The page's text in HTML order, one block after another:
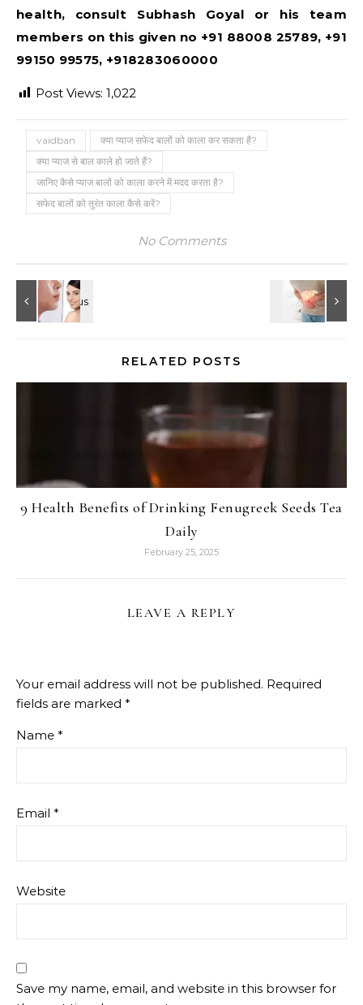
health, consult Subhash Goyal or his team
members on this given no +91 88008 25789, +91
99150 99575, +918283060000
Post Views: 1,022
vaidban
क्या प्याज सफेद बालों को काला कर सकता है?
क्या प्याज से बाल काले हो जाते हैं?
जानिए कैसे प्याज बालों को काला करने में मदद करता है?
सफेद बालों को तुरंत काला कैसे करें?
No Comments
RELATED POSTS
9 Health Benefits of Drinking Fenugreek Seeds Tea
Daily
February 25, 2025
LEAVE A REPLY
Your email address will not be published. Required
fields are marked *
Name *
Email *
Website
Save my name, email, and website in this browser for